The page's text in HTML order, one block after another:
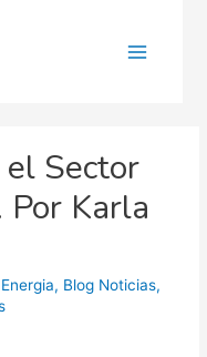
Sector
Karla
, Blog Noticias,